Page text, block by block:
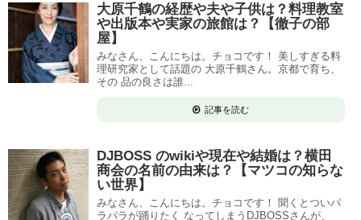
大原千鶴の経歴や夫や子供は？料理教室
や出版本や実家の旅館は？【徹子の部
屋】
みなさん、こんにちは。チョコです！ 美しすぎる料
理研究家として話題の 大原千鶴さん。京都で育ち、
その 品の良さは誰...
記事を読む
DJBOSS のwikiや現在や結婚は？横田
商会の名前の由来は？【マツコの知らな
い世界】
みなさん、こんにちは。チョコです！ 聞くとついパ
ラパラが踊りたく なってしまうDJBOSSさんが、